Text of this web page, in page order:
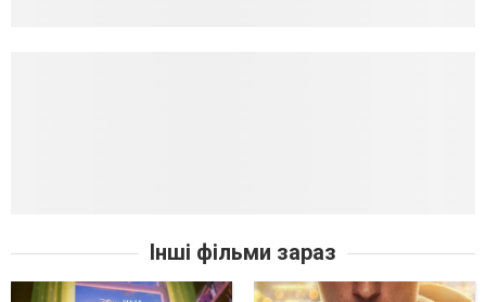
Інші фільми зараз